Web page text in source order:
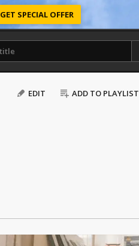
GET SPECIAL OFFER
EDIT ADD TO PLAYLIST